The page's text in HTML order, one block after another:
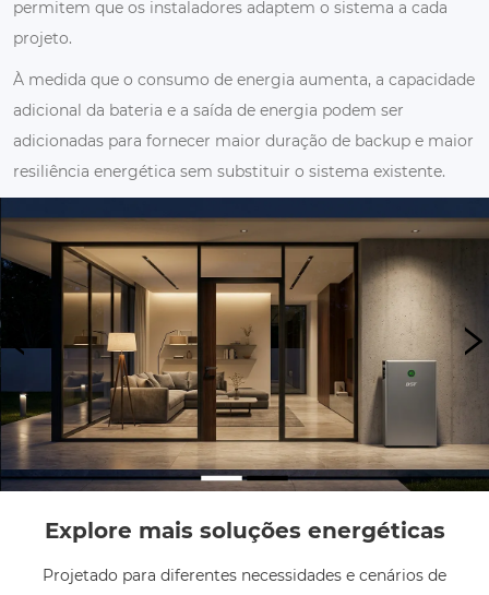
permitem que os instaladores adaptem o sistema a cada
projeto.
À medida que o consumo de energia aumenta, a capacidade
adicional da bateria e a saída de energia podem ser
adicionadas para fornecer maior duração de backup e maior
resiliência energética sem substituir o sistema existente.
Explore mais soluções energéticas
Projetado para diferentes necessidades e cenários de